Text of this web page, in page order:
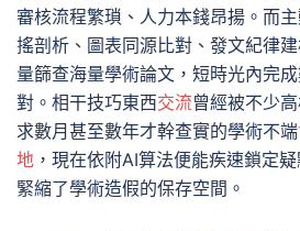
審核流程繁瑣、人力本錢昂揚。而
搖剖析、圖表同源比對、發文紀律
量篩查海量學術論文，短時光內完
對。相干技巧東西交流曾經被不少
求數月甚至數年才幹查實的學術不端
地 ，現在依附AI算法便能疾速鎖定
緊縮了學術造假的保存空間。